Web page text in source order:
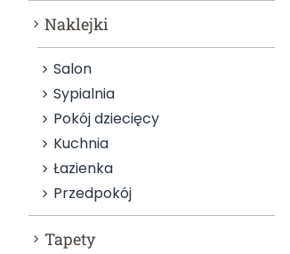
Naklejki
Salon
Sypialnia
Pokój dziecięcy
Kuchnia
Łazienka
Przedpokój
Tapety